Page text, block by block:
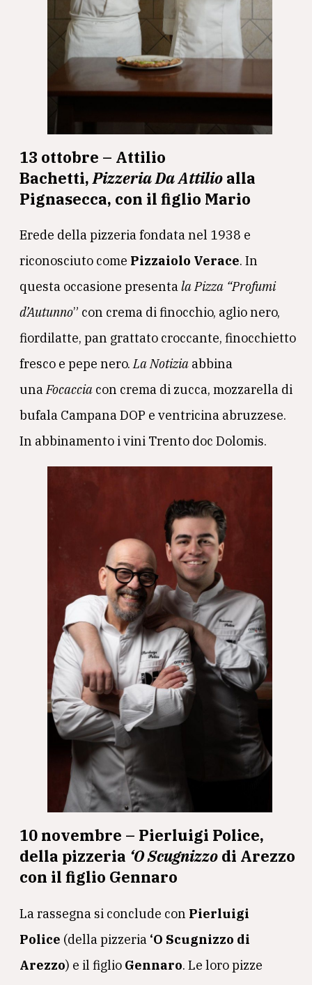
13 ottobre – Attilio
Bachetti,Pizzeria Da Attilio alla
Pignasecca, con il figlio Mario
Erede della pizzeria fondata nel 1938 e
riconosciuto come Pizzaiolo Verace. In
questa occasione presentala Pizza “Profumi
d’Autunno” con crema di finocchio, aglio nero,
fiordilatte, pan grattato croccante, finocchietto
fresco e pepe nero.La Notizia abbina
unaFocaccia con crema di zucca, mozzarella di
bufala Campana DOP e ventricina abruzzese.
In abbinamento i vini Trento doc Dolomis.
10 novembre – Pierluigi Police,
della pizzeria ‘O Scugnizzo di Arezzo
con il figlio Gennaro
La rassegna si conclude con Pierluigi
Police (della pizzeria ‘O Scugnizzo di
Arezzo) e il figlio Gennaro. Le loro pizze